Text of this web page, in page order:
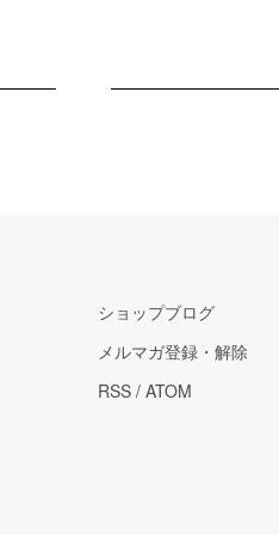
ショップブログ
メルマガ登録・解除
RSS / ATOM